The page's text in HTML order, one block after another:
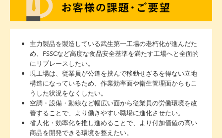
主力製品を製造している武生第一工場の老朽化が進んだた
め、FSSCなど高度な食品安全基準を満たす工場へと全面的
にリプレースしたい。
現工場は、従業員が公道を挟んで移動せざるを得ない立地
構造になっているため、作業効率面や衛生管理面からもこ
うした状況をなくしたい。
空調・設備・動線など幅広い面から従業員の労働環境を改
善することで、より働きやすい職場に進化させたい。
省人化・効率化を推し進めることで、より付加価値の高い
商品を開発できる環境を整えたい。